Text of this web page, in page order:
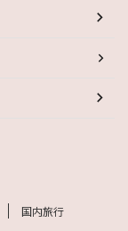
国内旅行